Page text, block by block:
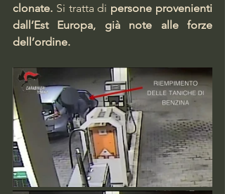
clonate. Si tratta di persone provenienti
dall’Est Europa, già note alle forze
dell’ordine.